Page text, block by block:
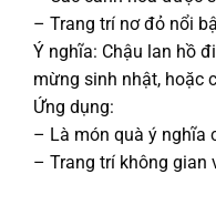
– Trang trí nơ đỏ nổi
Ý nghĩa: Chậu lan hồ
mừng sinh nhật, hoặc
Ứng dụng:
– Là món quà ý nghĩa
– Trang trí không gian